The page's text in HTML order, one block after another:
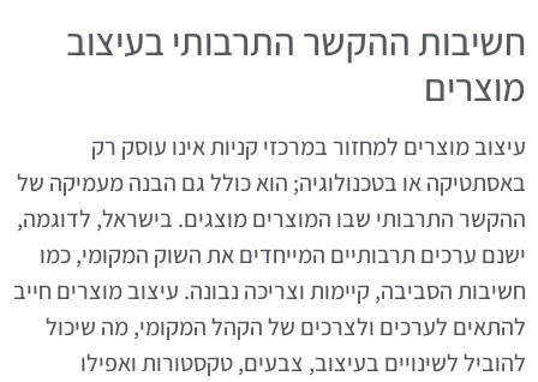
חשיבות ההקשר התרבותי בעיצוב
מוצרים
עיצוב מוצרים למחזור במרכזי קניות אינו עוסק רק
באסתטיקה או בטכנולוגיה; הוא כולל גם הבנה מעמיקה של
ההקשר התרבותי שבו המוצרים מוצגים. בישראל, לדוגמה,
ישנם ערכים תרבותיים המייחדים את השוק המקומי, כמו
חשיבות הסביבה, קיימות וצריכה נבונה. עיצוב מוצרים חייב
להתאים לערכים ולצרכים של הקהל המקומי, מה שיכול
להוביל לשינויים בעיצוב, צבעים, טקסטורות ואפילו